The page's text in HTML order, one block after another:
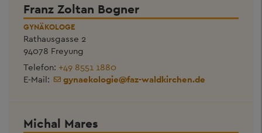
Franz Zoltan Bogner
GYNÄKOLOGE
Rathausgasse 2
94078 Freyung
Telefon: +49 8551 1880
E-Mail:
gynaekologie@faz-waldkirchen.de
Michal Mares